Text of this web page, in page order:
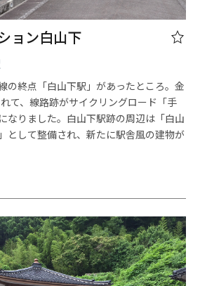
ョン白山下
の終点「白山下駅」があったところ。金
て、線路跡がサイクリングロード「手
なりました。白山下駅跡の周辺は「白山
として整備され、新たに駅舎風の建物が